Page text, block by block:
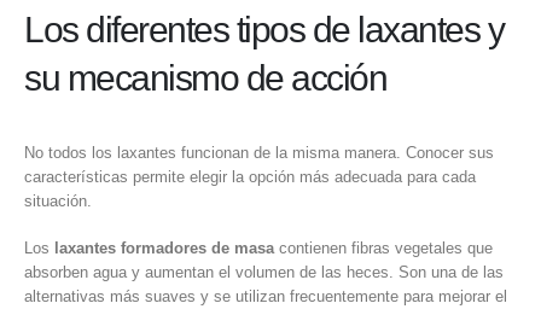
Los diferentes tipos de laxantes y
su mecanismo de acción
No todos los laxantes funcionan de la misma manera. Conocer sus
características permite elegir la opción más adecuada para cada
situación.
Los laxantes formadores de masa contienen fibras vegetales que
absorben agua y aumentan el volumen de las heces. Son una de las
alternativas más suaves y se utilizan frecuentemente para mejorar el